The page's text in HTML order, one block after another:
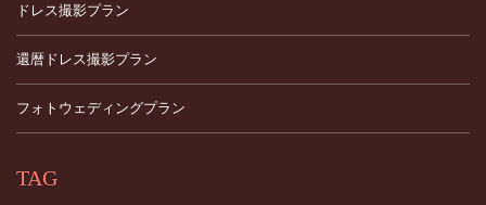
ドレス撮影プラン
還暦ドレス撮影プラン
フォトウェディングプラン
TAG